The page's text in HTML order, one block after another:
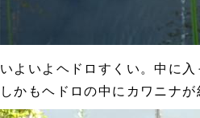
いよいよヘドロすくい。中に入
しかもヘドロの中にカワニナ